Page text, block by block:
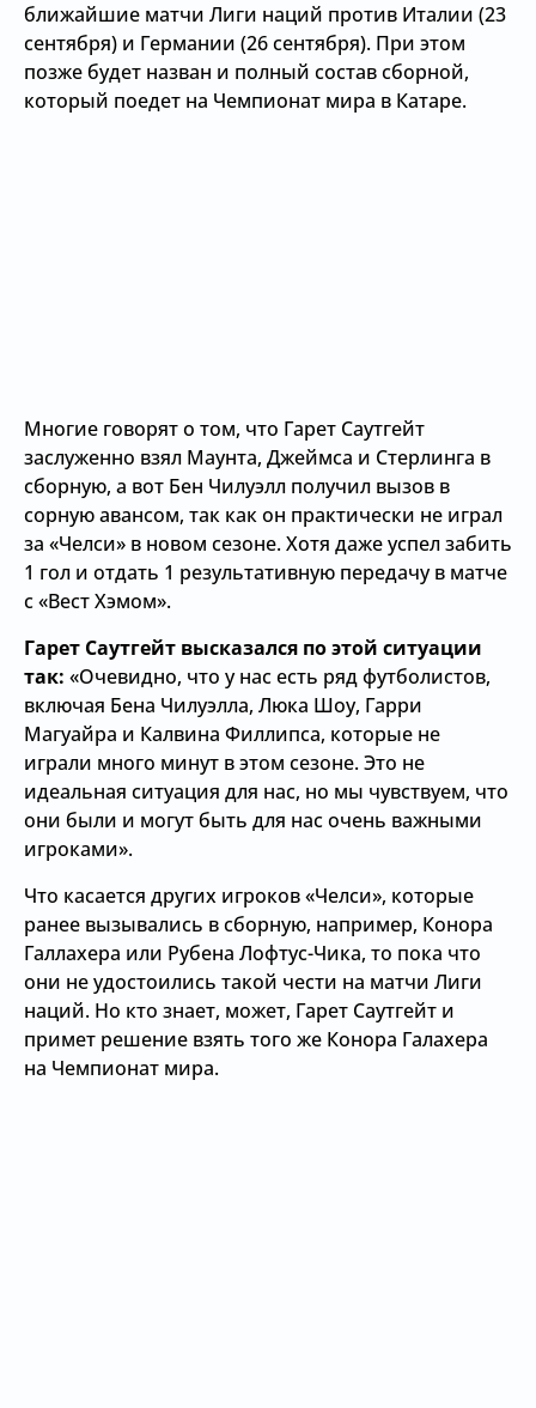
ближайшие матчи Лиги наций против Италии (23
сентября) и Германии (26 сентября). При этом
позже будет назван и полный состав сборной,
который поедет на Чемпионат мира в Катаре.
Многие говорят о том, что Гарет Саутгейт
заслуженно взял Маунта, Джеймса и Стерлинга в
сборную, а вот Бен Чилуэлл получил вызов в
сорную авансом, так как он практически не играл
за «Челси» в новом сезоне. Хотя даже успел забить
1 гол и отдать 1 результативную передачу в матче
с «Вест Хэмом».
Гарет Саутгейт высказался по этой ситуации
так: «Очевидно, что у нас есть ряд футболистов,
включая Бена Чилуэлла, Люка Шоу, Гарри
Магуайра и Калвина Филлипса, которые не
играли много минут в этом сезоне. Это не
идеальная ситуация для нас, но мы чувствуем, что
они были и могут быть для нас очень важными
игроками».
Что касается других игроков «Челси», которые
ранее вызывались в сборную, например, Конора
Галлахера или Рубена Лофтус-Чика, то пока что
они не удостоились такой чести на матчи Лиги
наций. Но кто знает, может, Гарет Саутгейт и
примет решение взять того же Конора Галахера
на Чемпионат мира.